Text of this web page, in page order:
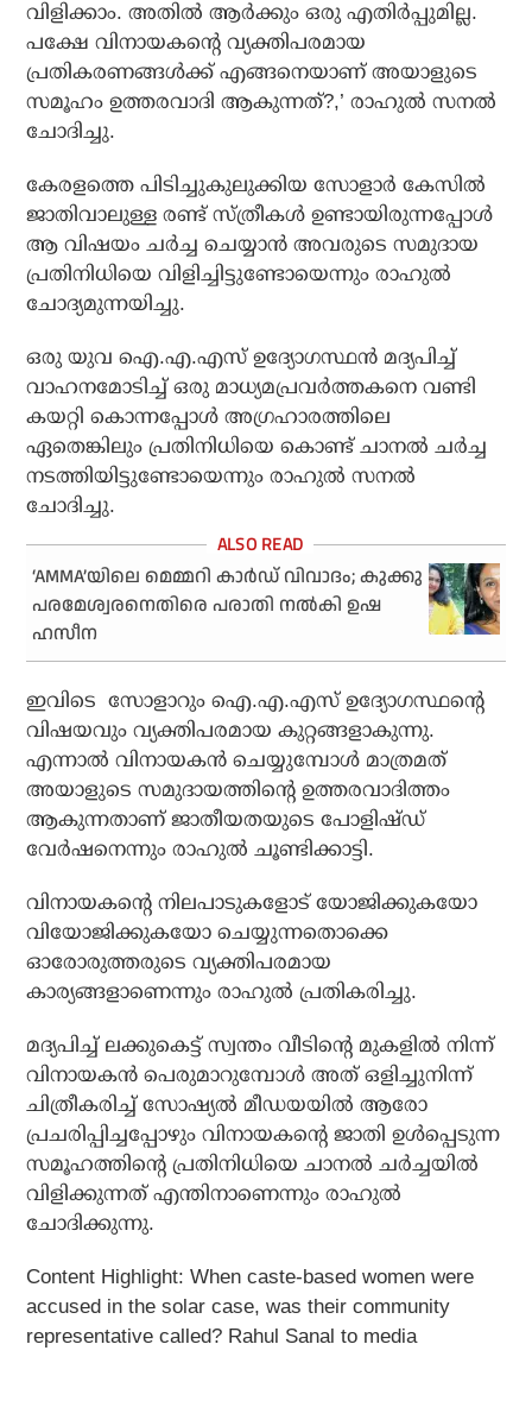
വിളിക്കാം. അതില്‍ ആര്‍ക്കും ഒരു എതിര്‍പ്പുമില്ല.
പക്ഷേ വിനായകന്റെ വ്യക്തിപരമായ
പ്രതികരണങ്ങള്‍ക്ക് എങ്ങനെയാണ് അയാളുടെ
സമൂഹം ഉത്തരവാദി ആകുന്നത്?,’ രാഹുല്‍ സനല്‍
ചോദിച്ചു.
കേരളത്തെ പിടിച്ചുകുലുക്കിയ സോളാര്‍ കേസില്‍
ജാതിവാലുള്ള രണ്ട് സ്ത്രീകള്‍ ഉണ്ടായിരുന്നപ്പോള്‍
ആ വിഷയം ചര്‍ച്ച ചെയ്യാന്‍ അവരുടെ സമുദായ
പ്രതിനിധിയെ വിളിച്ചിട്ടുണ്ടോയെന്നും രാഹുല്‍
ചോദ്യമുന്നയിച്ചു.
ഒരു യുവ ഐ.എ.എസ് ഉദ്യോഗസ്ഥന്‍ മദ്യപിച്ച്
വാഹനമോടിച്ച് ഒരു മാധ്യമപ്രവര്‍ത്തകനെ വണ്ടി
കയറ്റി കൊന്നപ്പോള്‍ അഗ്രഹാരത്തിലെ
ഏതെങ്കിലും പ്രതിനിധിയെ കൊണ്ട് ചാനല്‍ ചര്‍ച്ച
നടത്തിയിട്ടുണ്ടോയെന്നും രാഹുല്‍ സനല്‍
ചോദിച്ചു.
‘AMMA’യിലെ മെമ്മറി കാര്‍ഡ് വിവാദം; കുക്കു
പരമേശ്വരനെതിരെ പരാതി നല്‍കി ഉഷ
ഹസീന
ഇവിടെ സോളാറും ഐ.എ.എസ് ഉദ്യോഗസ്ഥന്റെ
വിഷയവും വ്യക്തിപരമായ കുറ്റങ്ങളാകുന്നു.
എന്നാൽ വിനായകന്‍ ചെയ്യുമ്പോള്‍ മാത്രമത്
അയാളുടെ സമുദായത്തിന്റെ ഉത്തരവാദിത്തം
ആകുന്നതാണ് ജാതീയതയുടെ പോളിഷ്ഡ്
വേര്‍ഷനെന്നും രാഹുല്‍ ചൂണ്ടിക്കാട്ടി.
വിനായകന്റെ നിലപാടുകളോട് യോജിക്കുകയോ
വിയോജിക്കുകയോ ചെയ്യുന്നതൊക്കെ
ഓരോരുത്തരുടെ വ്യക്തിപരമായ
കാര്യങ്ങളാണെന്നും രാഹുല്‍ പ്രതികരിച്ചു.
മദ്യപിച്ച് ലക്കുകെട്ട് സ്വന്തം വീടിന്റെ മുകളില്‍ നിന്ന്
വിനായകന്‍ പെരുമാറുമ്പോള്‍ അത് ഒളിച്ചുനിന്ന്
ചിത്രീകരിച്ച് സോഷ്യല്‍ മീഡയയില്‍ ആരോ
പ്രചരിപ്പിച്ചപ്പോഴും വിനായകന്റെ ജാതി ഉള്‍പ്പെടുന്ന
സമൂഹത്തിന്റെ പ്രതിനിധിയെ ചാനല്‍ ചര്‍ച്ചയില്‍
വിളിക്കുന്നത് എന്തിനാണെന്നും രാഹുല്‍
ചോദിക്കുന്നു.
Content Highlight: When caste-based women were
accused in the solar case, was their community
representative called? Rahul Sanal to media